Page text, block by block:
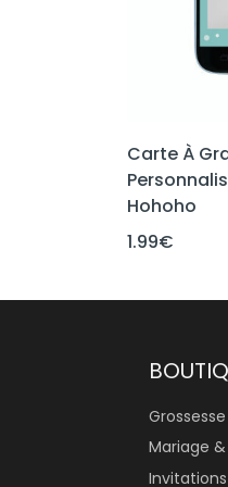
Carte À
Hohoho
1.99€
Mariage &